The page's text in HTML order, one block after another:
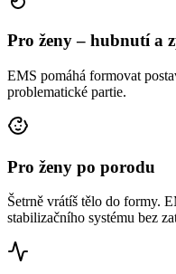
Pro ženy – hubnutí a
EMS pomáhá formovat
problematické partie.
Pro ženy po porodu
Šetrně vrátíš tělo do formy.
stabilizačního systému bez